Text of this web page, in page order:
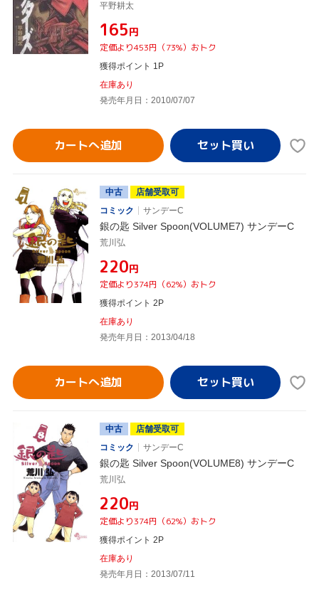
平野耕太
¥165円
定価より453円（73%）おトク
獲得ポイント 1P
在庫あり
発売年月日：2010/07/07
カートへ追加
中古
店舗受取可
コミック
サンデーC
銀の匙 Silver Spoon(VOLUME7) サンデーC
荒川弘
¥220円
定価より374円（62%）おトク
獲得ポイント 2P
在庫あり
発売年月日：2013/04/18
カートへ追加
中古
店舗受取可
コミック
サンデーC
銀の匙 Silver Spoon(VOLUME8) サンデーC
荒川弘
¥220円
定価より374円（62%）おトク
獲得ポイント 2P
在庫あり
発売年月日：2013/07/11